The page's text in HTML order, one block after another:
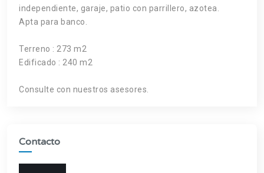
independiente, garaje, patio con parrillero, azotea.
Apta para banco.
Terreno : 273 m2
Edificado : 240 m2
Consulte con nuestros asesores.
Contacto